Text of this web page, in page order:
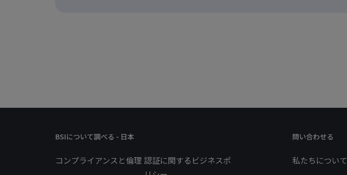
BSIについて調べる - 日本
コンプライアンスと倫理 認証に関するビジネスポ
問い合わせる
私たちについて